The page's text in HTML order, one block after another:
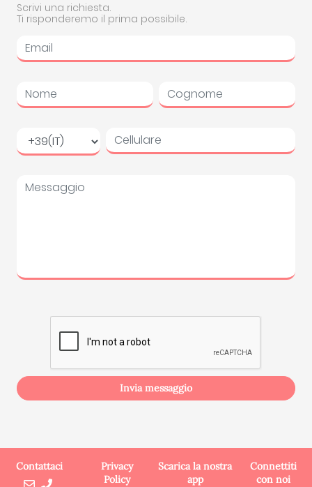
Scegli
il
template
Scrivi una richiesta.
Ti risponderemo il prima possibile.
Contattaci
Privacy
Policy
Scarica la nostra
app
Connettiti
con noi